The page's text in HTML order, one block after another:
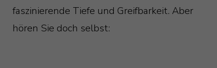
faszinierende Tiefe und Greifbarkeit. Aber
hören Sie doch selbst: